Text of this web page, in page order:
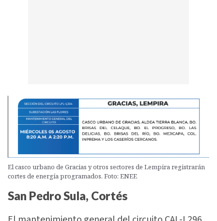
El casco urbano de Gracias y otros sectores de Lempira registrarán
cortes de energía programados. Foto: ENEE
San Pedro Sula, Cortés